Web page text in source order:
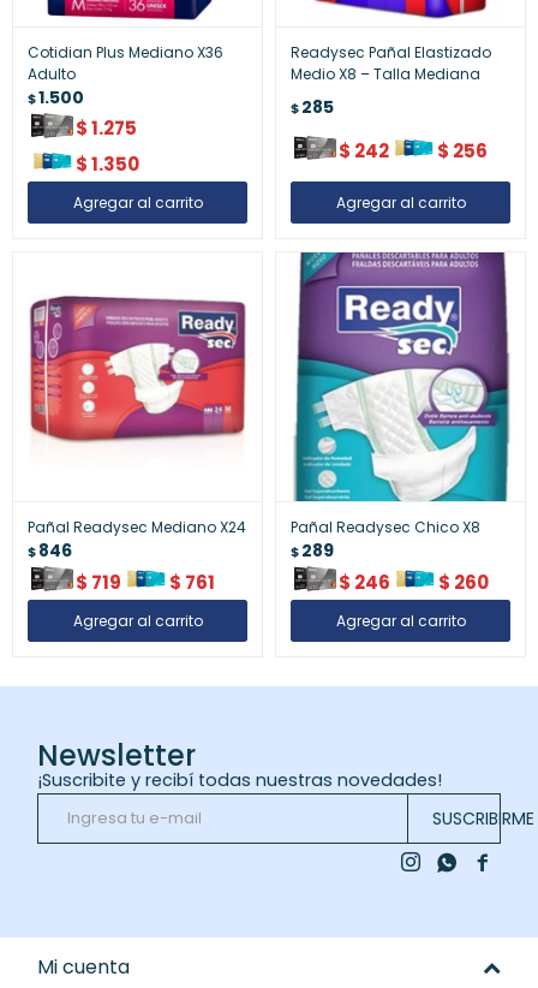
Cotidian Plus Mediano X36
Adulto
$1.500
$1.275
$1.350
Readysec Pañal Elastizado
Medio X8 – Talla Mediana
$285
$ 242 $ 256
Pañal Readysec Mediano X24
$846
$ 719 $ 761
Pañal Readysec Chico X8
$289
$ 246 $ 260
Newsletter
¡Suscribite y recibí todas nuestras novedades!
SUSCRIBIRME

 
Mi cuenta